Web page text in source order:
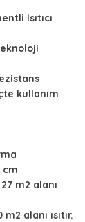
Isıtıcı
kullanım
cm
m2 alanı
alanı ısıtır.